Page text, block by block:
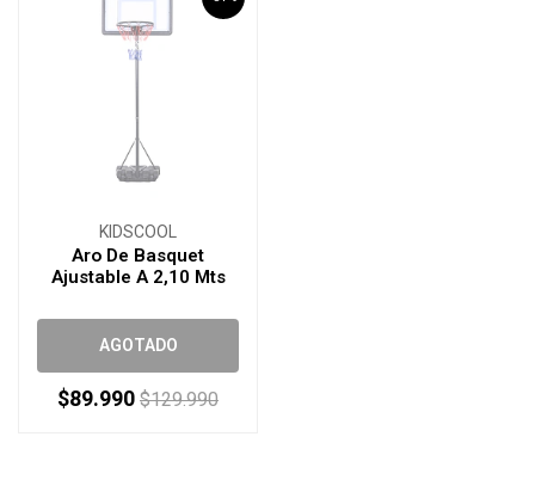
KIDSCOOL
Aro De Basquet
Ajustable A 2,10 Mts
AGOTADO
$89.990 $129.990